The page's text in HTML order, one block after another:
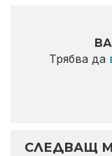
Трябва да
СЛЕДВАЩ